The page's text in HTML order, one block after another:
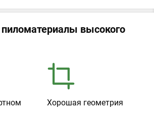
высокого
Хорошая геометрия